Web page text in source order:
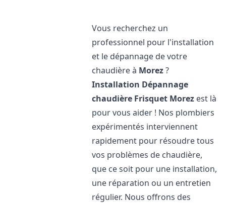
Vous recherchez un
professionnel pour l'installation
et le dépannage de votre
chaudière à Morez?
Installation Dépannage
chaudière Frisquet Morez est là
pour vous aider ! Nos plombiers
expérimentés interviennent
rapidement pour résoudre tous
vos problèmes de chaudière,
que ce soit pour une installation,
une réparation ou un entretien
régulier. Nous offrons des